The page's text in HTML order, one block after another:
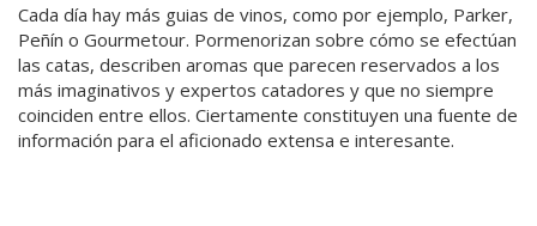
Cada día hay más guias de vinos, como por ejemplo, Parker,
Peñín o Gourmetour. Pormenorizan sobre cómo se efectúan
las catas, describen aromas que parecen reservados a los
más imaginativos y expertos catadores y que no siempre
coinciden entre ellos. Ciertamente constituyen una fuente de
información para el aficionado extensa e interesante.